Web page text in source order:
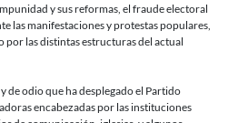
y sus reformas, el fraude electoral
las manifestaciones y protestas populares,
las distintas estructuras del actual
de odio que ha desplegado el Partido
encabezadas por las instituciones